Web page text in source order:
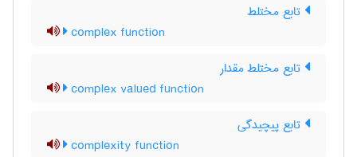
تابع مختلط
complex function
تابع مختلط مقدار
complex valued function
تابع پیچیدگی
complexity function